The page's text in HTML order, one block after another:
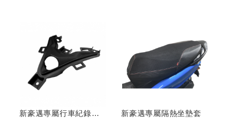
新豪邁專屬行車紀錄器
新豪邁專屬隔熱坐墊套